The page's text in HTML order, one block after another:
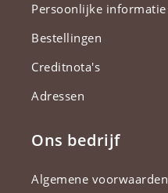
Persoonlijke informatie
Bestellingen
Creditnota's
Adressen
Ons bedrijf
Algemene voorwaarden